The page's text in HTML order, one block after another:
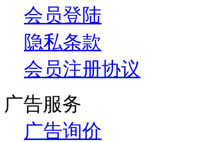
会员登陆
隐私条款
会员注册协议
广告服务
广告询价